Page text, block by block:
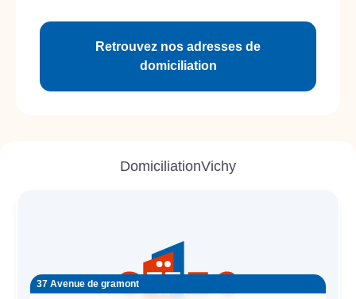
Retrouvez nos adresses de
domiciliation
DomiciliationVichy
37 Avenue de gramont